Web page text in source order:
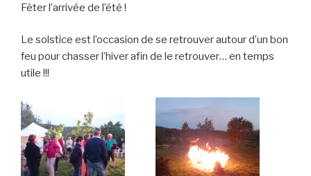
Fêter l’arrivée de l’été !
Le solstice est l’occasion de se retrouver autour d’un bon
feu pour chasser l’hiver afin de le retrouver… en temps
utile !!!